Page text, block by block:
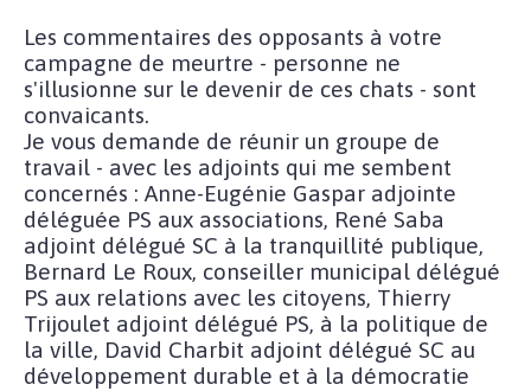
Les commentaires des opposants à votre
campagne de meurtre - personne ne
s'illusionne sur le devenir de ces chats - sont
convaicants.
Je vous demande de réunir un groupe de
travail - avec les adjoints qui me sembent
concernés : Anne-Eugénie Gaspar adjointe
déléguée PS aux associations, René Saba
adjoint délégué SC à la tranquillité publique,
Bernard Le Roux, conseiller municipal délégué
PS aux relations avec les citoyens, Thierry
Trijoulet adjoint délégué PS, à la politique de
la ville, David Charbit adjoint délégué SC au
développement durable et à la démocratie